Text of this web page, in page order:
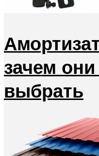
зачем
выбрать